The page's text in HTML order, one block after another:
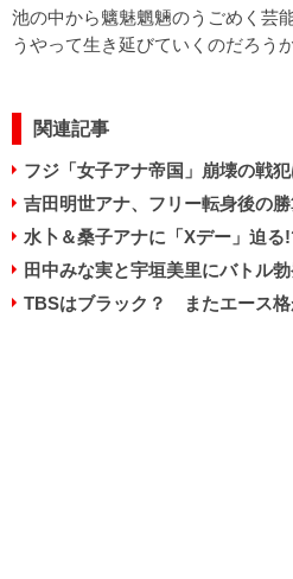
池の中から魑魅魍魎のうごめく芸
うやって生き延びていくのだろう
関連記事
フジ「女子アナ帝国」崩壊の戦
吉田明世アナ、フリー転身後の
水卜＆桑子アナに「Xデー」迫る
田中みな実と宇垣美里にバトル
TBSはブラック？ またエース